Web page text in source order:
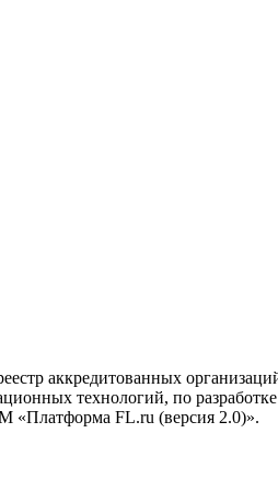
аккредитованных
технологий, по
«Платформа FL.ru (версия 2.0)».